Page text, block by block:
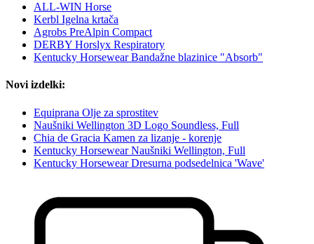
ALL-WIN Horse
Kerbl Igelna krtača
Agrobs PreAlpin Compact
DERBY Horslyx Respiratory
Kentucky Horsewear Bandažne blazinice "Absorb"
Novi izdelki:
Equiprana Olje za sprostitev
Naušniki Wellington 3D Logo Soundless, Full
Chia de Gracia Kamen za lizanje - korenje
Kentucky Horsewear Naušniki Wellington, Full
Kentucky Horsewear Dresurna podsedelnica 'Wave'